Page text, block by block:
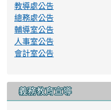
教導處公告
總務處公告
輔導室公告
人事室公告
會計室公告
義務教育宣導